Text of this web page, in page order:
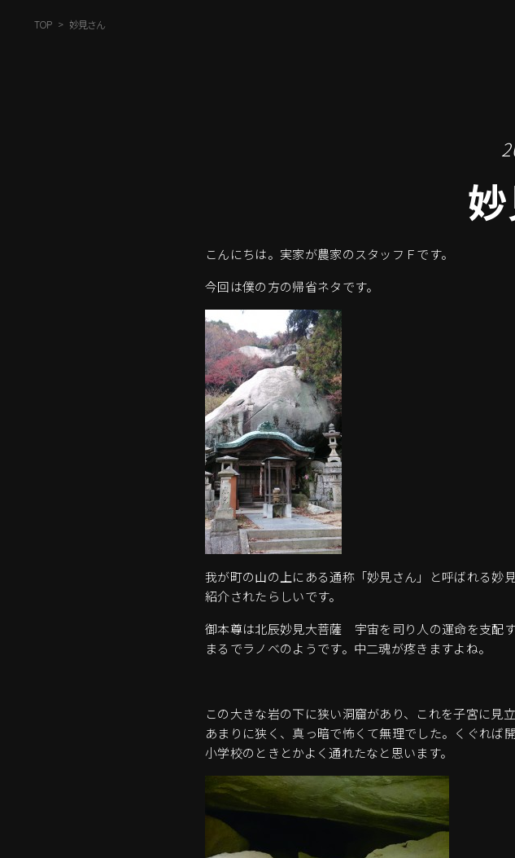
TOP 妙見さん
こんにちは。実家が農家のスタッフＦです。
今回は僕の方の帰省ネタです。
我が町の山の上にある通称「妙見さん」と呼ばれる
紹介されたらしいです。
御本尊は北辰妙見大菩薩 宇宙を司り人の運命を支配す
まるでラノベのようです。中二魂が疼きますよね。
この大きな岩の下に狭い洞窟があり、これを子宮に見
あまりに狭く、真っ暗で怖くて無理でした。くぐれば
小学校のときとかよく通れたなと思います。